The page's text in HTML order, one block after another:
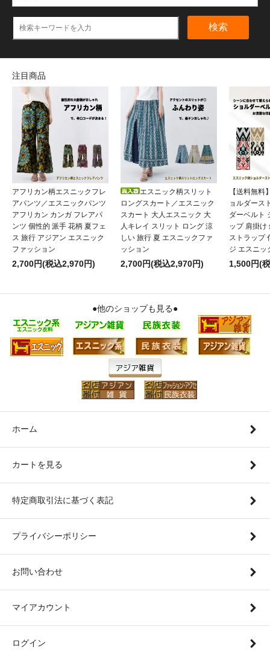
検索
注目商品
アフリカン柄エスニックフレ
アパンツ／エスニックパンツ
アフリカン カンガ フレアパ
ンツ 個性的 派手 花柄 夏フェ
ス 旅行 アジアン エスニック
ファッション
2,700円(税込2,970円)
エスニック柄スリット
ロングスカート／エスニック
スカート 大人エスニック 大
人キレイ スリット ロング 涼
しい 旅行 夏 エスニックファ
ッション
2,700円(税込2,970円)
【送料無料
ョルダース
ダーベルト
ップ 肩掛け
ストラップ
ジ エスニッ
1,500円(
●他のショップも見る●
ホーム
カートを見る
特定商取引法に基づく表記
プライバシーポリシー
お問い合わせ
マイアカウント
ログイン